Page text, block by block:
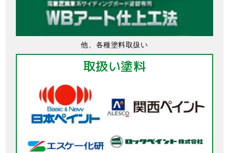
他、各種塗料取扱い
取扱い塗料